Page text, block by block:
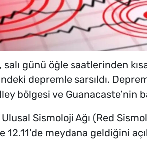
salı günü öğle saatlerinden
depremle sarsıldı.
bölgesi ve Guanacaste’nin
Ulusal Sismoloji Ağı (Red
12.11’de meydana geldiğini